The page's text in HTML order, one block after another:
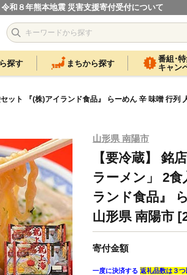
令和８年熊本地震 災害支援寄付受付について
探す まちから探す
番組･
キャン
ット 『(株)アイランド食品』 らーめん 辛 味噌 行列
山形県 南陽市
【要冷蔵】 銘
ラーメン」 2
ランド食品』
山形県 南陽市
寄付金額
一度に決済する 返礼品数は３つ